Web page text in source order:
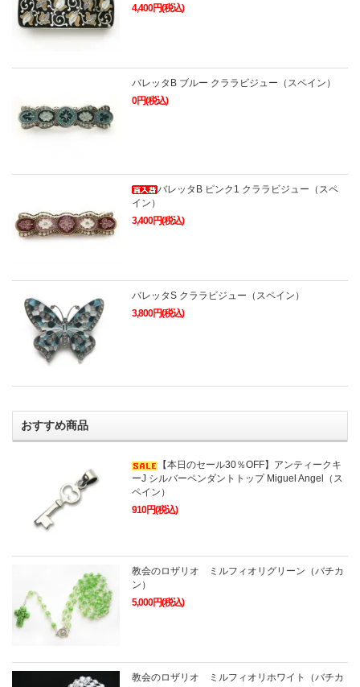
4,400円(税込)
バレッタB ブルー クララビジュー（スペイン）
0円(税込)
バレッタB ピンク1 クララビジュー（スペ
イン）
3,400円(税込)
バレッタS クララビジュー（スペイン）
3,800円(税込)
おすすめ商品
【本日のセール30％OFF】アンティークキ
ーJ シルバーペンダントトップ Miguel Angel（ス
ペイン）
910円(税込)
教会のロザリオ ミルフィオリグリーン（バチカ
ン）
5,000円(税込)
教会のロザリオ ミルフィオリホワイト（バチカ